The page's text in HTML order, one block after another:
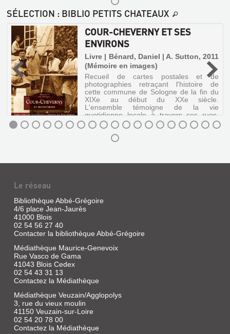
compte
affinités
du
langage
cinématographique
avec
les
productions
et
les
douanes
de
l'inconscient,
ainsi
qu'avec
sur
le
cinéma
débor...
CHIMÈRES.
CHIMÈRES.
.
84,
JEAN
OURY,
84
Livre
Autrement,
Mook)
Ce
Mook
nous
emmène
à
la
chasse
aux
trésors.
Les
plus
région
à
la
Renaissance,
mais
loin
d'être
figées
dans
somptueuses
montures,
elles
ont
su
du
cadre
pour
plaire
aux
JOURNAL
HISTORIQUE
ARCHÉOLOGIQUE
DU
BLÉSOIS
ET
...
Livre
|
La
Saussaye,
2009
Le
journal
écrit
au
XIXe
siècle
un
historien
du
Blésois,
numismate,
et
aquarelliste
où
il
rend
SÉLECTION : BIBLIO PETITS CHATEAUX
COUR-CHEVERNY ET SES
ENVIRONS
Livre | Bénard, Daniel | A. Sutton, 2011
(Mémoire en images)
Recueil de cartes postales et de
photographies retraçant l'histoire de
cette commune de Sologne de la fin du
XIXe au début du XXe siècle.
L'ensemble témoigne de la vie
quotidienne locale à travers ses rues,
ses festivités, ses pay...
SES
ENVIRONS
Livre
|
Bénard,
Daniel
A.
Sutton,
2011
(Mémoire
images)
Recueil
de
cartes
postales
Le réseau
Bibliothèque Abbé-Grégoire
4/6 place Jean-Jaurès
41000 Blois
02 54 56 27 40
Contacter la bibliothèque Abbé-Grégoire
Médiathèque Maurice-Genevoix
Rue Vasco de Gama
41043 Blois Cedex
02 54 43 31 13
Contactez la Médiathèque
Médiathèque Veuzain/Agglopolys
3, rue du vieux moulin
41150 Veuzain-sur-Loire
02 54 20 78 00
Contactez la Médiathèque